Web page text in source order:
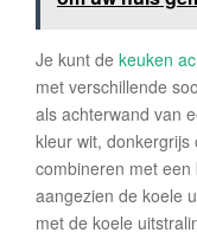
Je kunt de keuken
met verschillende
als achterwand van
kleur wit,
combineren met
aangezien de koele
met de koele